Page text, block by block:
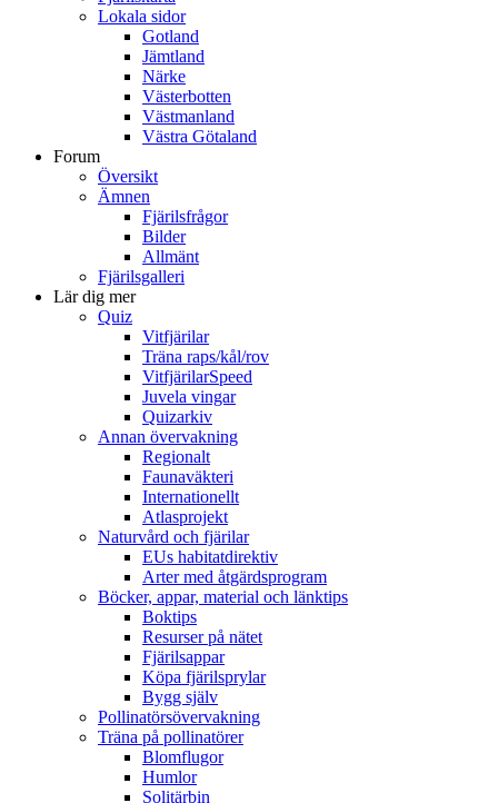
Lokala sidor
Gotland
Jämtland
Närke
Västerbotten
Västmanland
Västra Götaland
Forum
Översikt
Ämnen
Fjärilsfrågor
Bilder
Allmänt
Fjärilsgalleri
Lär dig mer
Quiz
Vitfjärilar
Träna raps/kål/rov
VitfjärilarSpeed
Juvela vingar
Quizarkiv
Annan övervakning
Regionalt
Faunaväkteri
Internationellt
Atlasprojekt
Naturvård och fjärilar
EUs habitatdirektiv
Arter med åtgärdsprogram
Böcker, appar, material och länktips
Boktips
Resurser på nätet
Fjärilsappar
Köpa fjärilsprylar
Bygg själv
Pollinatörsövervakning
Träna på pollinatörer
Blomflugor
Humlor
Solitärbin